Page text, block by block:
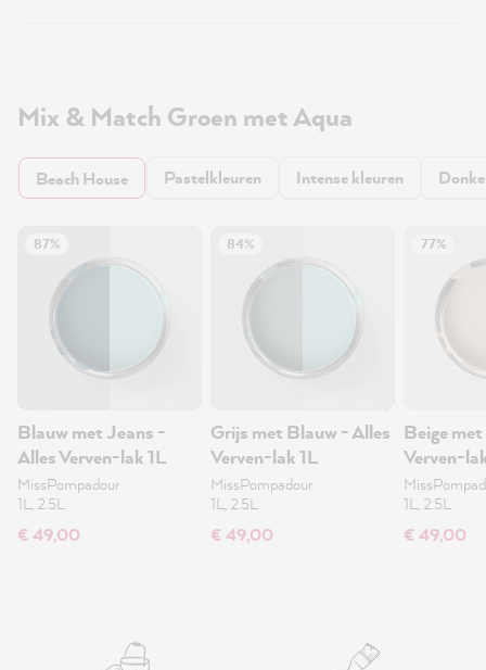
Mix & Match Groen met Aqua
Beach House Pastelkleuren Intense kleuren
87%
Blauw met Jeans -
Alles Verven-lak 1L
MissPompadour
1L, 2.5L
€ 49,00
84%
Grijs met Blauw - Alles
Verven-lak 1L
MissPompadour
1L, 2.5L
€ 49,00
77%
Beige
Verven-
1L, 2.5L
€ 49,00